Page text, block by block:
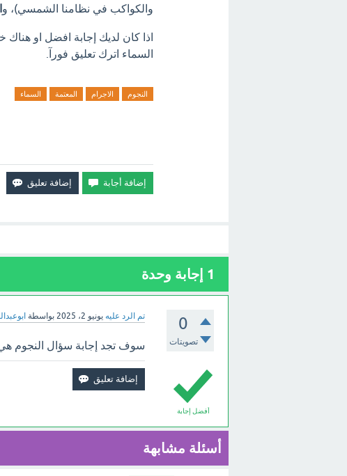
والكواكب في نظامنا الشمسي)، و
اذا كان لديك إجابة افضل او
السماء اترك تعليق فورآ.
النجوم الاجرام المعتمة السماء
1 إجابة وحدة
0
تصويتات
تم الرد عليه يونيو 2، 2025 بواسطة
أفضل إجابة
سوف تجد إجابة سؤال النجوم هي
أسئلة مشابهة